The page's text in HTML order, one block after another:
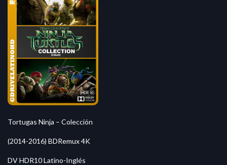
Tortugas Ninja – Colección
(2014-2016) BDRemux 4K
DV HDR10 Latino-Inglés